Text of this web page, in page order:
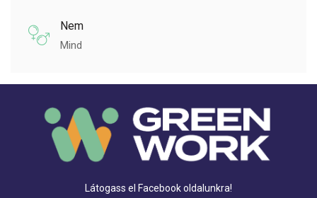
Nem
Mind
Látogass el Facebook oldalunkra!